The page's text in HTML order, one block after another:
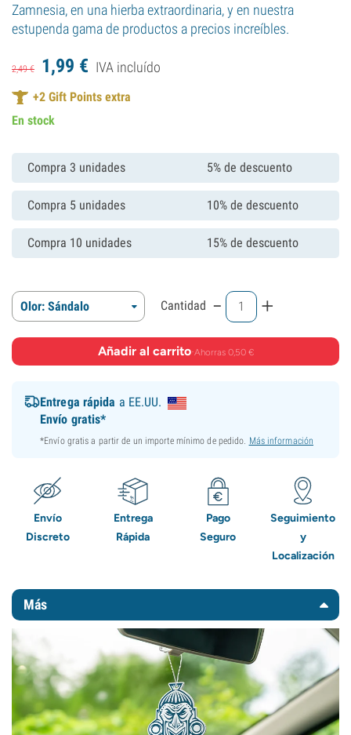
Zamnesia, en una hierba extraordinaria, y en nuestra
estupenda gama de productos a precios increíbles.
2,49€ 1,99 € IVA incluído
+2 Gift Points extra
En stock
Compra 3 unidades 5% de descuento
Compra 5 unidades 10% de descuento
Compra 10 unidades 15% de descuento
Olor: Sándalo Cantidad - +
Añadir al carrito·Ahorras 0,50 €
Entrega rápida a EE.UU.
Envío gratis*
*Envío gratis a partir de un importe mínimo de pedido. Más información
Envío
Discreto
Entrega
Rápida
Pago
Seguro
Seguimiento
y
Localización
Más